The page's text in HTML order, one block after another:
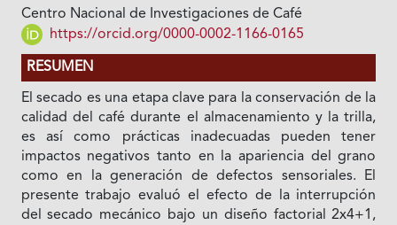
Centro Nacional de Investigaciones de Café
https://orcid.org/0000-0002-1166-0165
RESUMEN
El secado es una etapa clave para la conservación de la
calidad del café durante el almacenamiento y la trilla,
es así como prácticas inadecuadas pueden tener
impactos negativos tanto en la apariencia del grano
como en la generación de defectos sensoriales. El
presente trabajo evaluó el efecto de la interrupción
del secado mecánico bajo un diseño factorial 2x4+1,